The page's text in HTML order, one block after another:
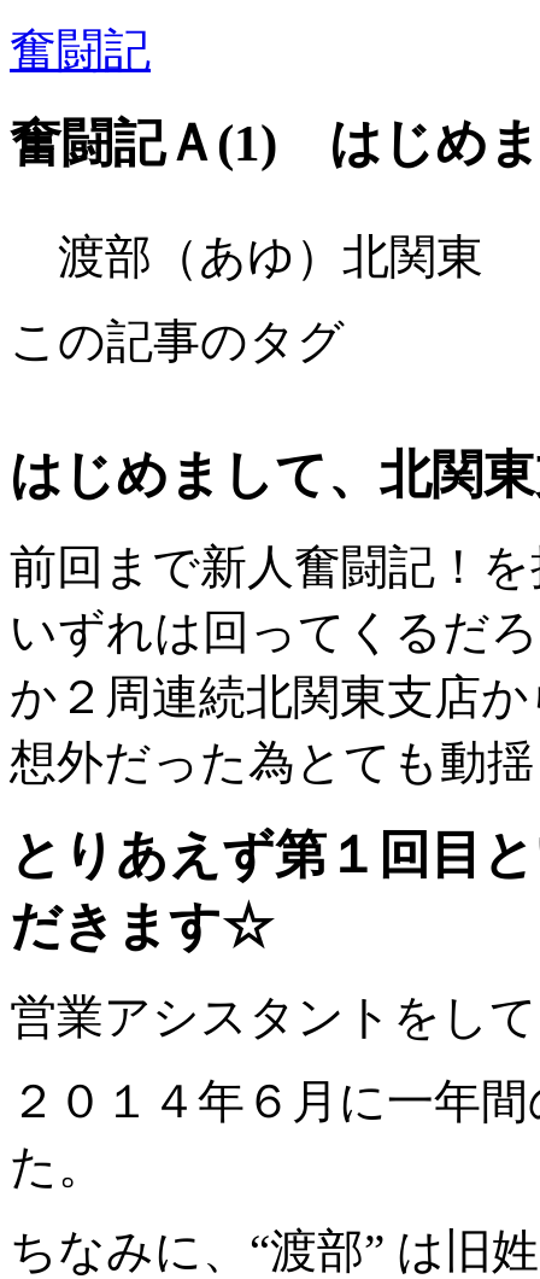
奮闘記
奮闘記Ａ(1) はじめ
渡部（あゆ）北関東
この記事のタグ
はじめまして、北関
前回まで新人奮闘記！
いずれは回ってくるだ
か２周連続北関東支店
想外だった為とても動
とりあえず第１回目
だきます☆
営業アシスタントをし
２０１４年６月に一年
た。
ちなみに、“渡部” は旧